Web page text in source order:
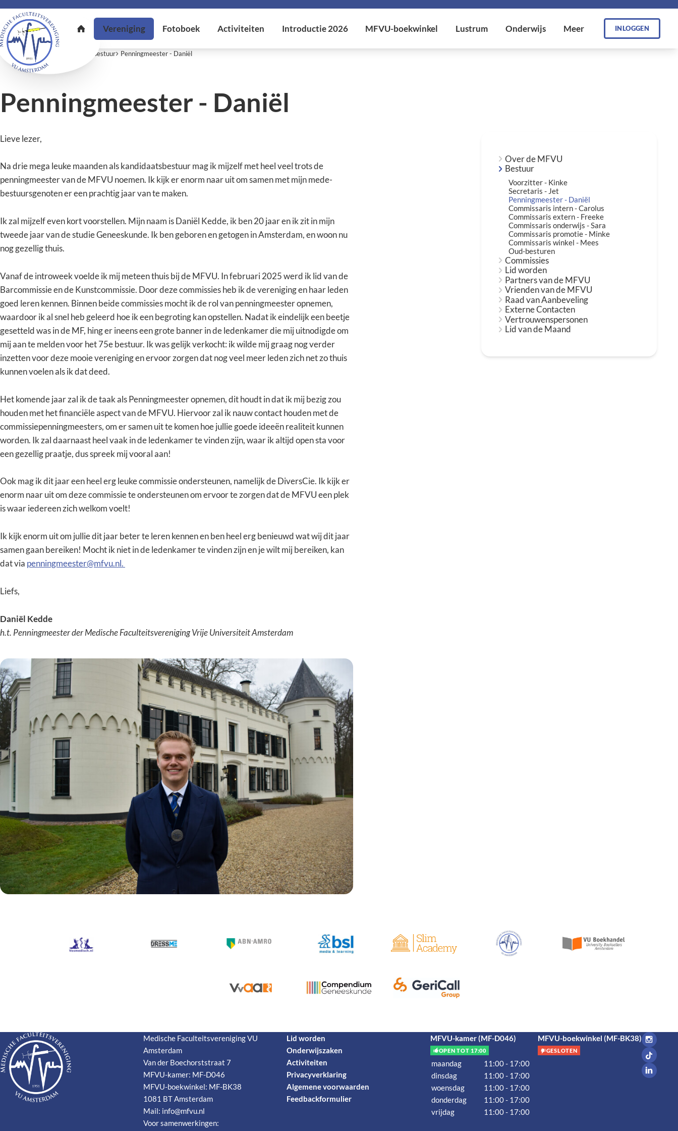
INLOGGEN
U bent hier: Home Bestuur Penningmeester - Daniël
Penningmeester - Daniël
Lieve lezer,
Na drie mega leuke maanden als kandidaatsbestuur mag ik mijzelf met heel veel trots de
penningmeester van de MFVU noemen. Ik kijk er enorm naar uit om samen met mijn mede-
bestuursgenoten er een prachtig jaar van te maken.
Ik zal mijzelf even kort voorstellen. Mijn naam is Daniël Kedde, ik ben 20 jaar en ik zit in mijn
tweede jaar van de studie Geneeskunde. Ik ben geboren en getogen in Amsterdam, en woon nu
nog gezellig thuis.
Vanaf de introweek voelde ik mij meteen thuis bij de MFVU. In februari 2025 werd ik lid van de
Barcommissie en de Kunstcommissie. Door deze commissies heb ik de vereniging en haar leden
goed leren kennen. Binnen beide commissies mocht ik de rol van penningmeester opnemen,
waardoor ik al snel heb geleerd hoe ik een begroting kan opstellen. Nadat ik eindelijk een beetje
gesetteld was in de MF, hing er ineens een grote banner in de ledenkamer die mij uitnodigde om
mij aan te melden voor het 75e bestuur. Ik was gelijk verkocht: ik wilde mij graag nog verder
inzetten voor deze mooie vereniging en ervoor zorgen dat nog veel meer leden zich net zo thuis
kunnen voelen als ik dat deed.
Het komende jaar zal ik de taak als Penningmeester opnemen, dit houdt in dat ik mij bezig zou
houden met het financiële aspect van de MFVU. Hiervoor zal ik nauw contact houden met de
commissiepenningmeesters, om er samen uit te komen hoe jullie goede ideeën realiteit kunnen
worden. Ik zal daarnaast heel vaak in de ledenkamer te vinden zijn, waar ik altijd open sta voor
een gezellig praatje, dus spreek mij vooral aan!
Ook mag ik dit jaar een heel erg leuke commissie ondersteunen, namelijk de DiversCie. Ik kijk er
enorm naar uit om deze commissie te ondersteunen om ervoor te zorgen dat de MFVU een plek
is waar iedereen zich welkom voelt!
Ik kijk enorm uit om jullie dit jaar beter te leren kennen en ben heel erg benieuwd wat wij dit jaar
samen gaan bereiken! Mocht ik niet in de ledenkamer te vinden zijn en je wilt mij bereiken, kan
dat via penningmeester@mfvu.nl.
Liefs,
Daniël Kedde
h.t. Penningmeester der Medische Faculteitsvereniging Vrije Universiteit Amsterdam
Over de MFVU
Bestuur
Voorzitter - Kinke
Secretaris - Jet
Penningmeester - Daniël
Commissaris intern - Carolus
Commissaris extern - Freeke
Commissaris onderwijs - Sara
Commissaris promotie - Minke
Commissaris winkel - Mees
Oud-besturen
Commissies
Lid worden
Partners van de MFVU
Vrienden van de MFVU
Raad van Aanbeveling
Externe Contacten
Vertrouwenspersonen
Lid van de Maand
Medische Faculteitsvereniging VU
Amsterdam
Van der Boechorststraat 7
MFVU-kamer: MF-D046
MFVU-boekwinkel: MF-BK38
1081 BT Amsterdam
Mail: info@mfvu.nl
Voor samenwerkingen:
Lid worden
Onderwijszaken
Activiteiten
Privacyverklaring
Algemene voorwaarden
Feedbackformulier
MFVU-kamer (MF-D046)
OPEN TOT 17:00
maandag
11:00 - 17:00
dinsdag
11:00 - 17:00
woensdag
11:00 - 17:00
donderdag
11:00 - 17:00
vrijdag
11:00 - 17:00
MFVU-boekwinkel (MF-BK38)
GESLOTEN